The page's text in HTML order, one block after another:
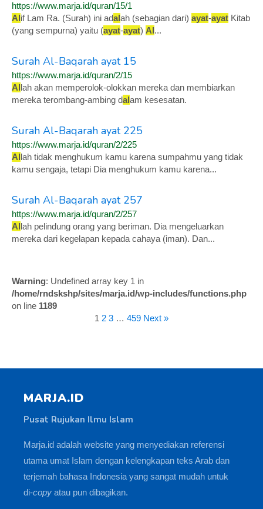
https://www.marja.id/quran/15/1
Alif Lam Ra. (Surah) ini adalah (sebagian dari) ayat-ayat Kitab
(yang sempurna) yaitu (ayat-ayat) Al...
Surah Al-Baqarah ayat 15
https://www.marja.id/quran/2/15
Allah akan memperolok-olokkan mereka dan membiarkan
mereka terombang-ambing dalam kesesatan.
Surah Al-Baqarah ayat 225
https://www.marja.id/quran/2/225
Allah tidak menghukum kamu karena sumpahmu yang tidak
kamu sengaja, tetapi Dia menghukum kamu karena...
Surah Al-Baqarah ayat 257
https://www.marja.id/quran/2/257
Allah pelindung orang yang beriman. Dia mengeluarkan
mereka dari kegelapan kepada cahaya (iman). Dan...
Warning: Undefined array key 1 in
/home/rndskshp/sites/marja.id/wp-includes/functions.php
on line 1189
1 2 3 … 459 Next »
MARJA.ID
Pusat Rujukan Ilmu Islam
Marja.id adalah website yang menyediakan referensi
utama umat Islam dengan kelengkapan teks Arab dan
terjemah bahasa Indonesia yang sangat mudah untuk
di-copy atau pun dibagikan.